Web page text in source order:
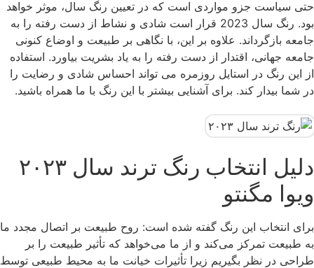
حتی سیاست جزو مواردی است که در تعیین رنگ سال، موثر خواهد
بود. رنگ سال 2023 قرار است شادی و نشاط از دست رفته را به
جامعه بازگرداند. علاوه بر این، با نگاهی بر طبیعت و اوضاع کنونی
جامعه جهانی، اقتدار از دست رفته را به یاد بشریت بیاورد. استفاده
از این رنگ در استایل روزمره می تواند احساس شادی و رضایت را
در شما بیدار کند. برای آشنایی بیشتر با این رنگ با ما همراه باشید.
دلیل انتخاب رنگ ترند سال ۲۰۲۳
ویوا مگنتو
برای انتخاب این رنگ گفته شده است: روح طبیعت بر اتصال مجدد ما
به طبیعت تمرکز می‌کند و از ما می‌خواهد که تأثیر طبیعت را بر
طراحی در نظر بگیریم زیرا تأثیرات خیانت ما به محیط طبیعی توسط